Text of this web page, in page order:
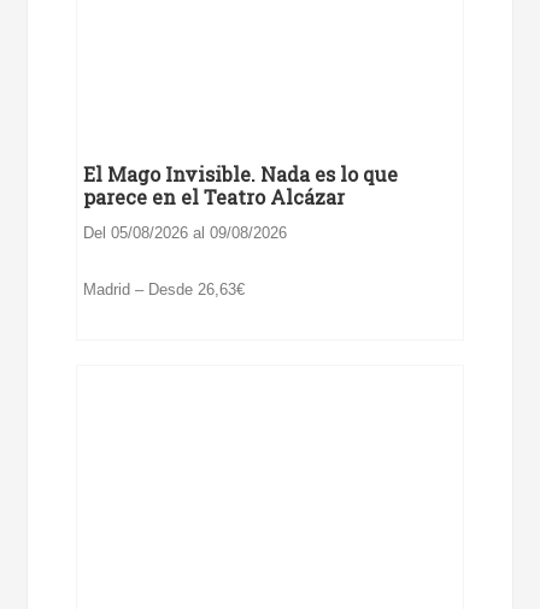
El Mago Invisible. Nada es lo que
parece en el Teatro Alcázar
Del 05/08/2026 al 09/08/2026
Madrid – Desde 26,63€